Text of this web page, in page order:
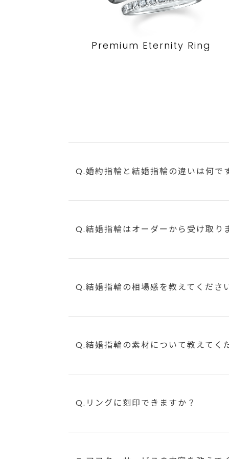
Premium Eternity Ring
Q.婚約指輪と結婚指輪の違いは何で
Q.結婚指輪はオーダーから受け取り
Q.結婚指輪の相場感を教えてくださ
Q.結婚指輪の素材について教えてく
Q.リングに刻印できますか？